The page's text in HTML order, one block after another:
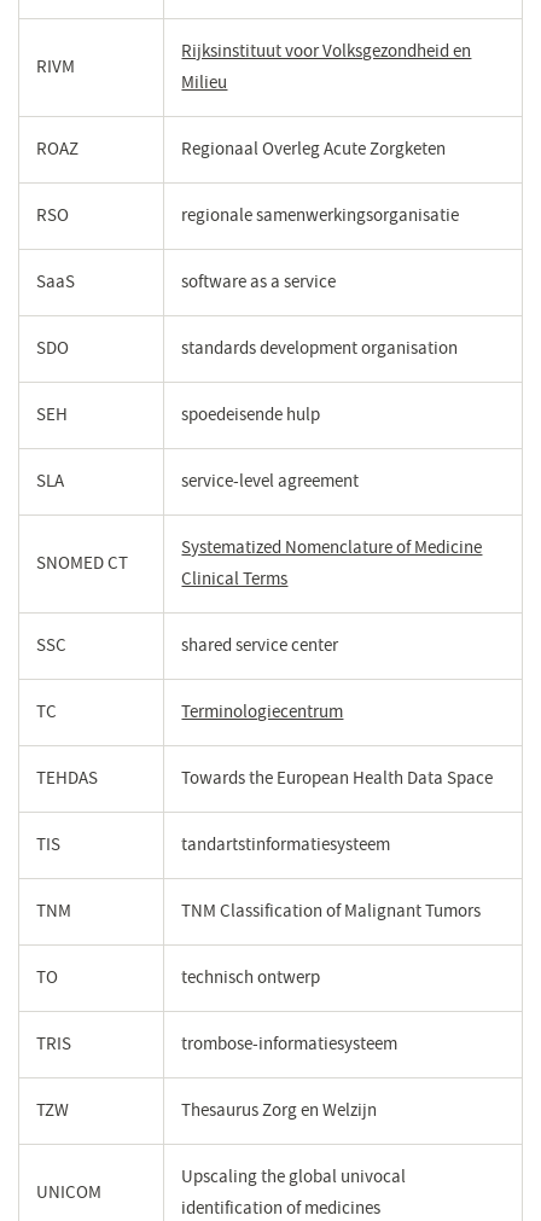
RIVM
Rijksinstituut voor Volksgezondheid en
Milieu
in
een
nieuw
venster)
ROAZ Regionaal Overleg Acute Zorgketen
RSO regionale samenwerkingsorganisatie
SaaS software as a service
SDO standards development organisation
SEH spoedeisende hulp
SLA service-level agreement
SNOMED CT
Systematized Nomenclature of Medicine
Clinical Terms
in
een
nieuw
venster)
SSC shared service center
TC Terminologiecentrum
in
een
nieuw
venster)
TEHDAS Towards the European Health Data Space
TIS tandartstinformatiesysteem
TNM TNM Classification of Malignant Tumors
TO technisch ontwerp
TRIS trombose-informatiesysteem
TZW Thesaurus Zorg en Welzijn
UNICOM
Upscaling the global univocal
identification of medicines